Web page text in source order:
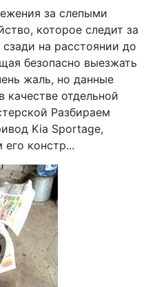
за слепыми
которое следит за
на расстоянии до
безопасно выезжать
жаль, но данные
отдельной
Разбираем
Kia Sportage,
констр...